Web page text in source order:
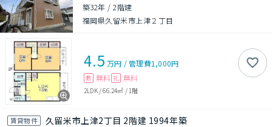
築32年 /2階建
福岡県久留米市上津２丁目
4.5 万円 /管理費1,000円
敷 無料 礼 無料
2LDK/66.24㎡ / 1階
賃貸物件 久留米市上津2丁目 2階建 1994年築